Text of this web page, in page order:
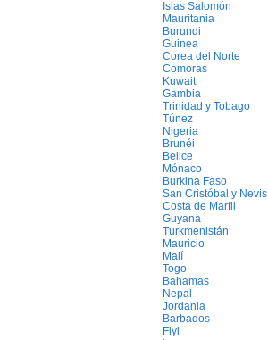
Islas Salomón
Mauritania
Burundi
Guinea
Corea del Norte
Comoras
Kuwait
Gambia
Trinidad y Tobago
Túnez
Nigeria
Brunéi
Belice
Mónaco
Burkina Faso
San Cristóbal y Nevis
Costa de Marfil
Guyana
Turkmenistán
Mauricio
Malí
Togo
Bahamas
Nepal
Jordania
Barbados
Fiyi